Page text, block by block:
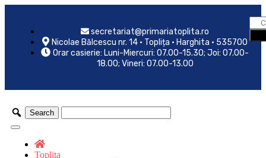
secretariat@primariatoplita.ro
Nicolae Bălcescu nr. 14 • Toplița • Harghita • 535700
Orar casierie: Luni-Miercuri: 07.00-15.30; Joi: 07.00-
18.00; Vineri: 07.00-13.00
Toplița